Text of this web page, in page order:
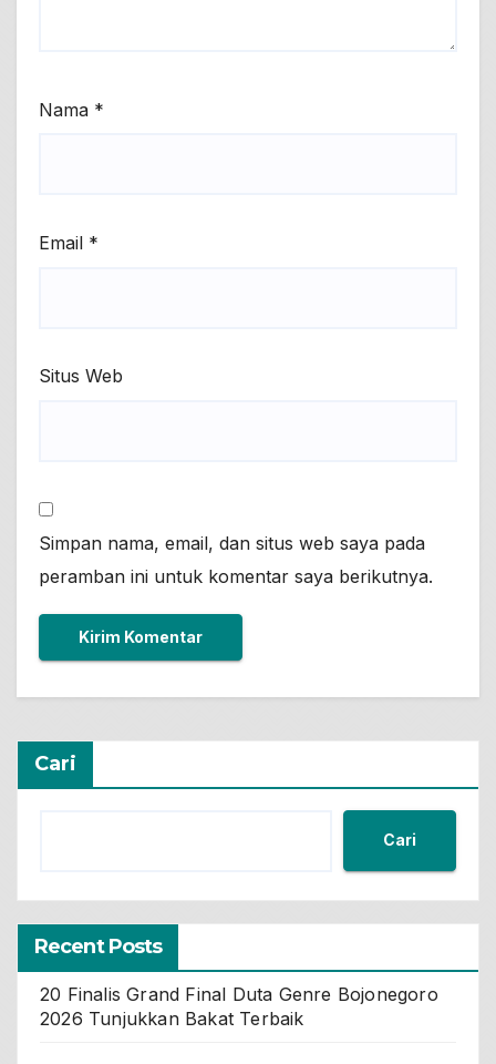
Nama *
Email *
Situs Web
Simpan nama, email, dan situs web saya pada
peramban ini untuk komentar saya berikutnya.
Cari
Cari
Recent Posts
20 Finalis Grand Final Duta Genre Bojonegoro
2026 Tunjukkan Bakat Terbaik